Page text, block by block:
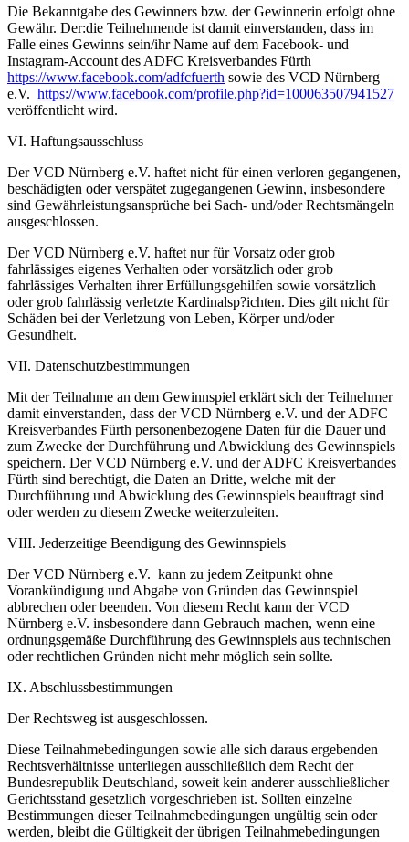
Die Bekanntgabe des Gewinners bzw. der Gewinnerin erfolgt ohne
Gewähr. Der:die Teilnehmende ist damit einverstanden, dass im
Falle eines Gewinns sein/ihr Name auf dem Facebook- und
Instagram-Account des ADFC Kreisverbandes Fürth
https://www.facebook.com/adfcfuerth sowie des VCD Nürnberg
e.V. https://www.facebook.com/profile.php?id=100063507941527
veröffentlicht wird.
VI. Haftungsausschluss
Der VCD Nürnberg e.V. haftet nicht für einen verloren gegangenen,
beschädigten oder verspätet zugegangenen Gewinn, insbesondere
sind Gewährleistungsansprüche bei Sach- und/oder Rechtsmängeln
ausgeschlossen.
Der VCD Nürnberg e.V. haftet nur für Vorsatz oder grob
fahrlässiges eigenes Verhalten oder vorsätzlich oder grob
fahrlässiges Verhalten ihrer Erfüllungsgehilfen sowie vorsätzlich
oder grob fahrlässig verletzte Kardinalsp?ichten. Dies gilt nicht für
Schäden bei der Verletzung von Leben, Körper und/oder
Gesundheit.
VII. Datenschutzbestimmungen
Mit der Teilnahme an dem Gewinnspiel erklärt sich der Teilnehmer
damit einverstanden, dass der VCD Nürnberg e.V. und der ADFC
Kreisverbandes Fürth personenbezogene Daten für die Dauer und
zum Zwecke der Durchführung und Abwicklung des Gewinnspiels
speichern. Der VCD Nürnberg e.V. und der ADFC Kreisverbandes
Fürth sind berechtigt, die Daten an Dritte, welche mit der
Durchführung und Abwicklung des Gewinnspiels beauftragt sind
oder werden zu diesem Zwecke weiterzuleiten.
VIII. Jederzeitige Beendigung des Gewinnspiels
Der VCD Nürnberg e.V. kann zu jedem Zeitpunkt ohne
Vorankündigung und Abgabe von Gründen das Gewinnspiel
abbrechen oder beenden. Von diesem Recht kann der VCD
Nürnberg e.V. insbesondere dann Gebrauch machen, wenn eine
ordnungsgemäße Durchführung des Gewinnspiels aus technischen
oder rechtlichen Gründen nicht mehr möglich sein sollte.
IX. Abschlussbestimmungen
Der Rechtsweg ist ausgeschlossen.
Diese Teilnahmebedingungen sowie alle sich daraus ergebenden
Rechtsverhältnisse unterliegen ausschließlich dem Recht der
Bundesrepublik Deutschland, soweit kein anderer ausschließlicher
Gerichtsstand gesetzlich vorgeschrieben ist. Sollten einzelne
Bestimmungen dieser Teilnahmebedingungen ungültig sein oder
werden, bleibt die Gültigkeit der übrigen Teilnahmebedingungen